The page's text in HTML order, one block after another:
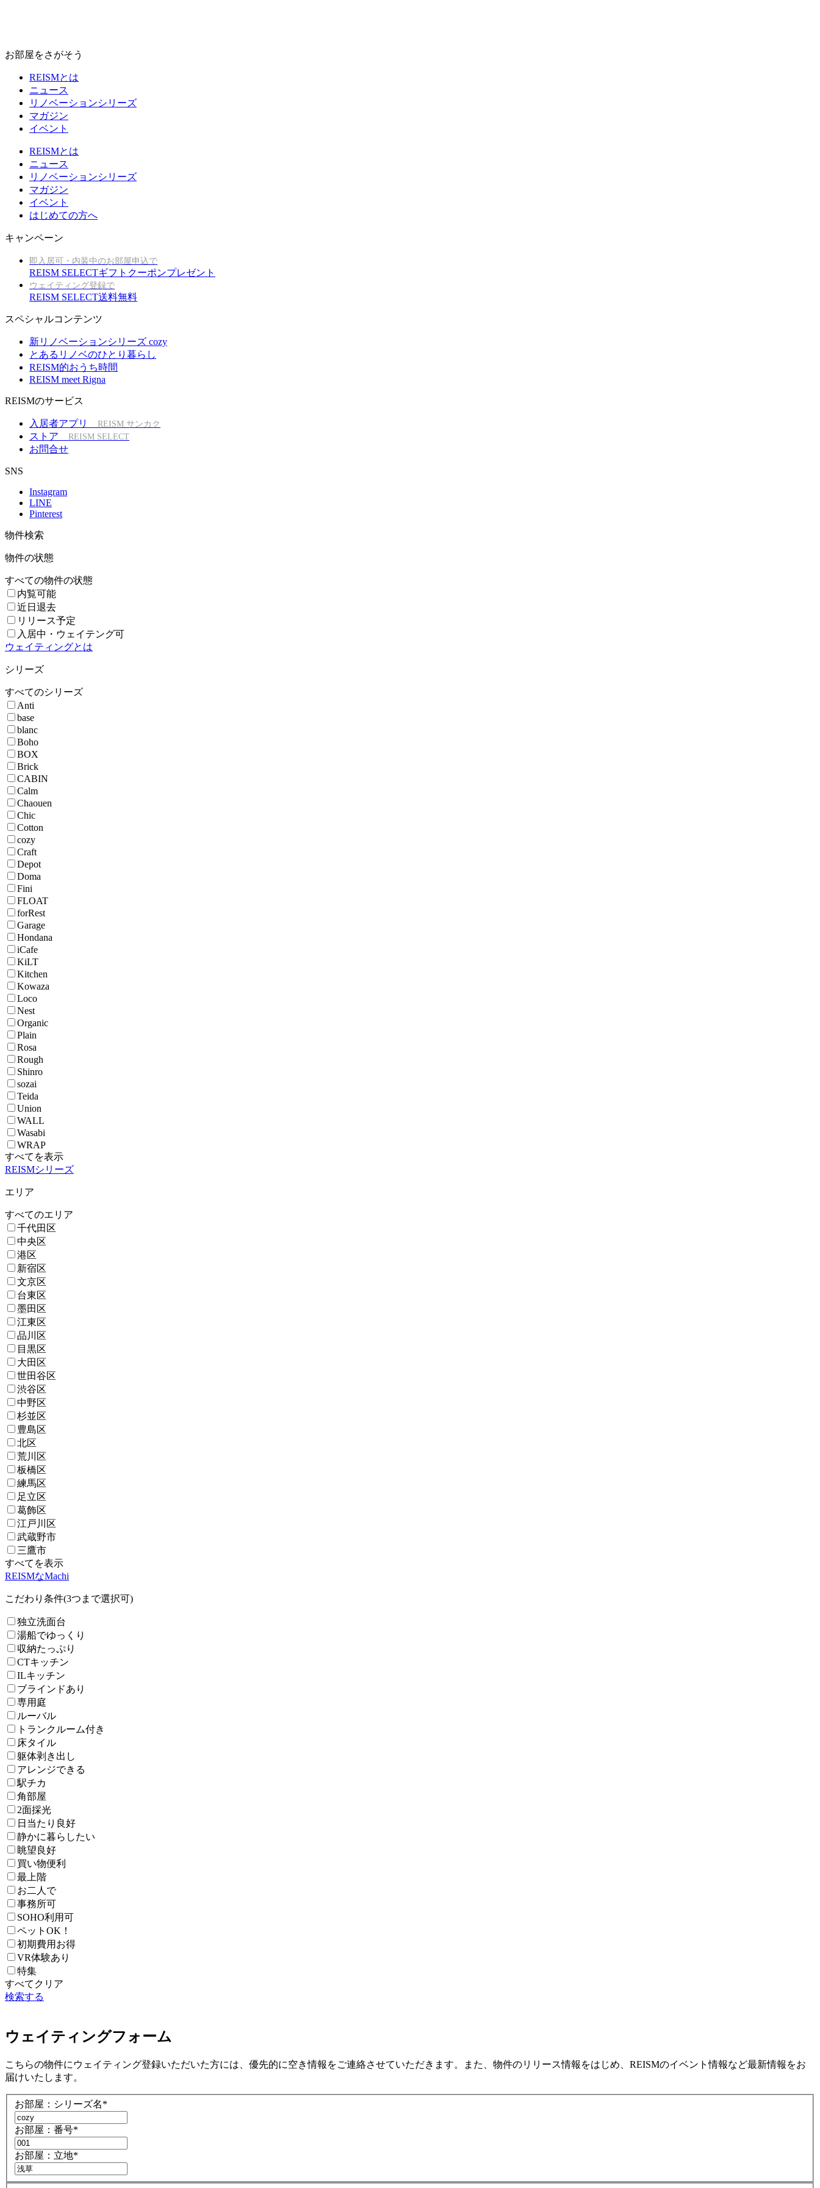
お部屋をさがそう
REISMとは
ニュース
リノベーションシリーズ
マガジン
イベント
REISMとは
ニュース
リノベーションシリーズ
マガジン
イベント
はじめての方へ
キャンペーン
即入居可・内装中のお部屋申込で
REISM SELECTギフトクーポンプレゼント
ウェイティング登録で
REISM SELECT送料無料
スペシャルコンテンツ
新リノベーションシリーズ cozy
とあるリノベのひとり暮らし
REISM的おうち時間
REISM meet Rigna
REISMのサービス
入居者アプリ REISM サンカク
ストア REISM SELECT
お問合せ
SNS
Instagram
LINE
Pinterest
物件検索
物件の状態
すべての物件の状態
内覧可能
近日退去
リリース予定
入居中・ウェイテング可
ウェイティングとは
シリーズ
すべてのシリーズ
Anti
base
blanc
Boho
BOX
Brick
CABIN
Calm
Chaouen
Chic
Cotton
cozy
Craft
Depot
Doma
Fini
FLOAT
forRest
Garage
Hondana
iCafe
KiLT
Kitchen
Kowaza
Loco
Nest
Organic
Plain
Rosa
Rough
Shinro
sozai
Teida
Union
WALL
Wasabi
WRAP
すべてを表示
REISMシリーズ
エリア
すべてのエリア
千代田区
中央区
港区
新宿区
文京区
台東区
墨田区
江東区
品川区
目黒区
大田区
世田谷区
渋谷区
中野区
杉並区
豊島区
北区
荒川区
板橋区
練馬区
足立区
葛飾区
江戸川区
武蔵野市
三鷹市
すべてを表示
REISMなMachi
こだわり条件(3つまで選択可)
独立洗面台
湯船でゆっくり
収納たっぷり
CTキッチン
ILキッチン
ブラインドあり
専用庭
ルーバル
トランクルーム付き
床タイル
躯体剥き出し
アレンジできる
駅チカ
角部屋
2面採光
日当たり良好
静かに暮らしたい
眺望良好
買い物便利
最上階
お二人で
事務所可
SOHO利用可
ペットOK！
初期費用お得
VR体験あり
特集
すべてクリア
検索する
ウェイティングフォーム
こちらの物件にウェイティング登録いただいた方には、優先的に空き情報をご連絡させていただきます。また、物件のリリース情報をはじめ、REISMのイベント情報など最新情報をお
届けいたします。
お部屋：シリーズ名*
お部屋：番号*
お部屋：立地*